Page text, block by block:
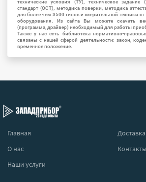
технические условия (ТУ), техническое задание
стандарт (ОСТ), методика поверки, методика
для более чем 3500 типов измерительной техники
оборудования. Из сайта Вы можете скачать
(программа, драйвер) необходимый для работы
Также у нас есть библиотека нормативно-
связаны с нашей сферой деятельности: закон,
временное положение.
Главная
Доставка
О нас
Контакты
Наши услуги